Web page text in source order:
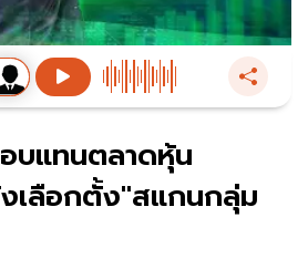
บแทนตลาดหุ้น
เลือกตั้ง"สแกนกลุ่ม